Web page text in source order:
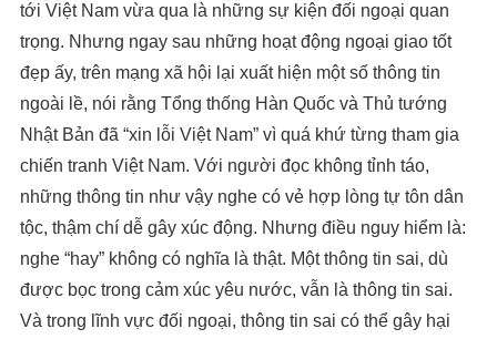
tới Việt Nam vừa qua là những sự kiện đối ngoại quan
trọng. Nhưng ngay sau những hoạt động ngoại giao tốt
đẹp ấy, trên mạng xã hội lại xuất hiện một số thông tin
ngoài lề, nói rằng Tổng thống Hàn Quốc và Thủ tướng
Nhật Bản đã “xin lỗi Việt Nam” vì quá khứ từng tham gia
chiến tranh Việt Nam. Với người đọc không tỉnh táo,
những thông tin như vậy nghe có vẻ hợp lòng tự tôn dân
tộc, thậm chí dễ gây xúc động. Nhưng điều nguy hiểm là:
nghe “hay” không có nghĩa là thật. Một thông tin sai, dù
được bọc trong cảm xúc yêu nước, vẫn là thông tin sai.
Và trong lĩnh vực đối ngoại, thông tin sai có thể gây hại